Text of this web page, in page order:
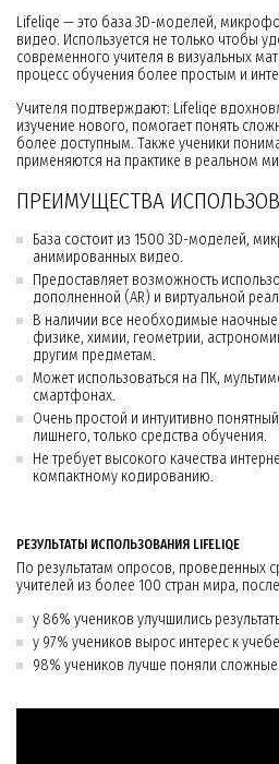
Lifeliqe — это база 3D-моделей,
видео. Используется не только чтобы
современного учителя в визуальных
процесс обучения более простым и
Учителя подтверждают: Lifeliqe
изучение нового, помогает понять
более доступным. Также ученики
применяются на практике в реальном
ПРЕИМУЩЕСТВА
База состоит из 1500 3D-моделей,
анимированных видео.
Предоставляет возможность
дополненной (AR) и виртуальной
В наличии все необходимые
физике, химии, геометрии,
другим предметам.
Может использоваться на ПК,
смартфонах.
Очень простой и интуитивно
лишнего, только средства обучения.
Не требует высокого качества
компактному кодированию.
РЕЗУЛЬТАТЫ ИСПОЛЬЗОВАНИЯ LIFELIQE
По результатам опросов, проведенных
учителей из более 100 стран мира,
у 86% учеников улучшились
у 97% учеников вырос интерес к
98% учеников лучше поняли